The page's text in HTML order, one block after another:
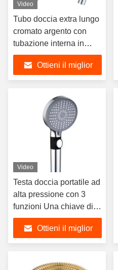
Video
Tubo doccia extra lungo
cromato argento con
tubazione interna in
EPDM/PVC per bagno
modernoOttieni il miglior
Video
Testa doccia portatile ad
alta pressione con 3
funzioni Una chiave di
arresto dell'acqua e
pistola a spruzzo
staccabile
Ottieni il miglior